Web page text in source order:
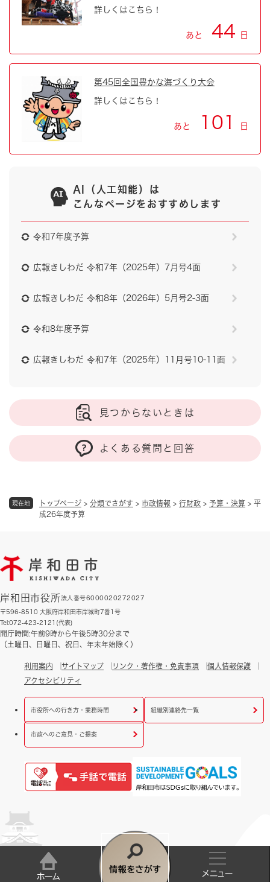
情
現在地 トップページ > 分類でさがす > 市政情報 > 行財政 > 予算・決算 > 平
成26年度予算
詳しくはこちら！
あと 44 日
第45回全国豊かな海づくり大会
詳しくはこちら！
あと 101 日
AI（人工知能）は
こんなページをおすすめします
令和7年度予算
広報きしわだ 令和7年（2025年）7月号4面
広報きしわだ 令和8年（2026年）5月号2-3面
令和8年度予算
広報きしわだ 令和7年（2025年）11月号10-11面
見つからないときは
よくある質問と回答
岸和田市役所法人番号6000020272027
〒596-8510 大阪府岸和田市岸城町7番1号
Tel:072-423-2121(代表)
開庁時間:午前9時から午後5時30分まで
（土曜日、日曜日、祝日、年末年始除く）
利用案内 サイトマップ リンク・著作権・免責事項
個人情報保護
アクセシビリティ
市役所への行き方・業務時間 組織別連絡先一覧
市政へのご意見・ご提案